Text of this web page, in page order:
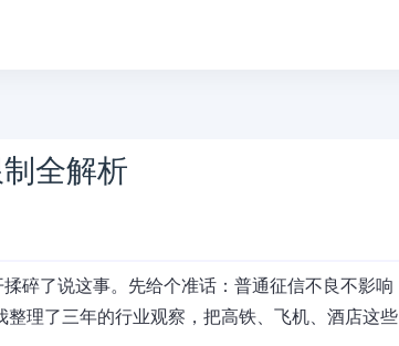
全解析
碎了说这事。先给个准话：普通征信不良不影响
理了三年的行业观察，把高铁、飞机、酒店这些